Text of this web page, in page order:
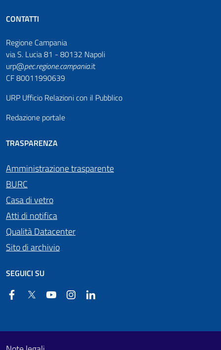
CONTATTI
Regione Campania
via S. Lucia 81 - 80132 Napoli
urp@pec.regione.campania.it
CF 80011990639
URP Ufficio Relazioni con il Pubblico
Redazione portale
TRASPARENZA
Amministrazione trasparente
BURC
Casa di vetro
Atti di notifica
Qualità Datacenter
Sito di archivio
SEGUICI SU
FacebookTwitter YouTube Instagram
Footer First
Useful links section